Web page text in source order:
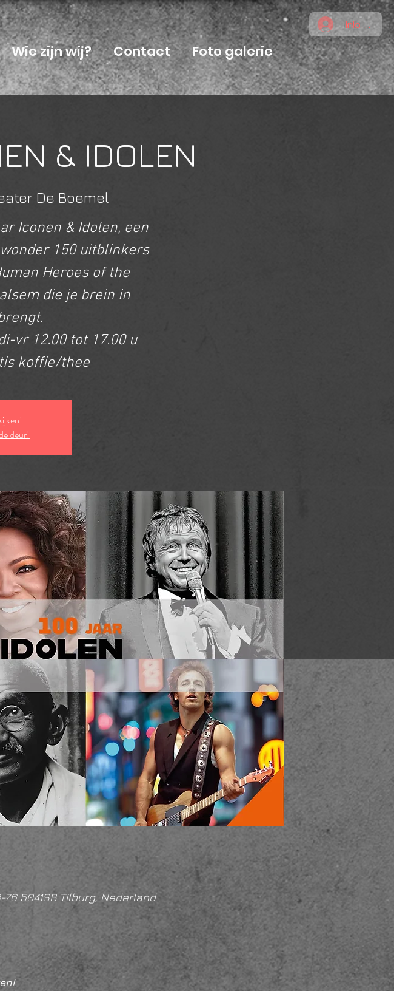
Wie zijn wij? Contact Foto galerie
Inloggen
& IDOLEN
De Boemel
Iconen & Idolen, een
150 uitblinkers
Heroes of the
die je brein in
vr 12.00 tot 17.00 u
Prijs: 10,- incl gratis koffie/thee
deur!
5041SB Tilburg, Nederland